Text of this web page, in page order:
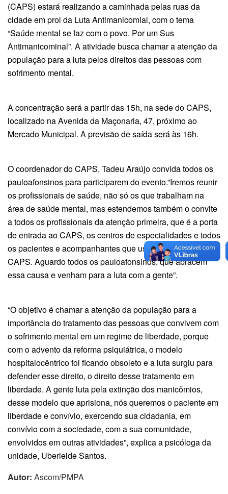
(CAPS) estará realizando a caminhada pelas ruas da
cidade em prol da Luta Antimanicomial, com o tema
“Saúde mental se faz com o povo. Por um Sus
Antimanicominal”. A atividade busca chamar a atenção da
população para a luta pelos direitos das pessoas com
sofrimento mental.
A concentração será a partir das 15h, na sede do CAPS,
localizado na Avenida da Maçonaria, 47, próximo ao
Mercado Municipal. A previsão de saída será às 16h.
O coordenador do CAPS, Tadeu Araújo convida todos os
pauloafonsinos para participarem do evento.”Iremos reunir
os profissionais de saúde, não só os que trabalham na
área de saúde mental, mas estendemos também o convite
a todos os profissionais da atenção primeira, que é a porta
de entrada ao CAPS, os centros de especialidades e todos
os pacientes e acompanhantes que usam o serviço do
CAPS. Aguardo todos os pauloafonsinos, que abracem
essa causa e venham para a luta com a gente”.
“O objetivo é chamar a atenção da população para a
importância do tratamento das pessoas que convivem com
o sofrimento mental em um regime de liberdade, porque
com o advento da reforma psiquiátrica, o modelo
hospitalocêntrico foi ficando obsoleto e a luta surgiu para
defender esse direito, o direito desse tratamento em
liberdade. A gente luta pela extinção dos manicômios,
desse modelo que aprisiona, nós queremos o paciente em
liberdade e convívio, exercendo sua cidadania, em
convívio com a sociedade, com a sua comunidade,
envolvidos em outras atividades”, explica a psicóloga da
unidade, Uberleide Santos.
Autor: Ascom/PMPA